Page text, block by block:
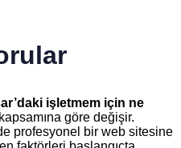
işletmem için ne
göre değişir.
profesyonel bir web sitesine